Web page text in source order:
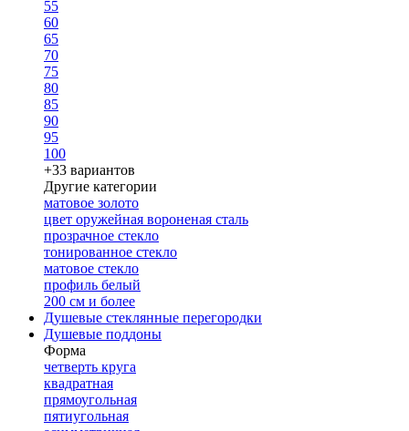
55
60
65
70
75
80
85
90
95
100
+33 вариантов
Другие категории
матовое золото
цвет оружейная вороненая сталь
прозрачное стекло
тонированное стекло
матовое стекло
профиль белый
200 см и более
Душевые стеклянные перегородки
Душевые поддоны
Форма
четверть круга
квадратная
прямоугольная
пятиугольная